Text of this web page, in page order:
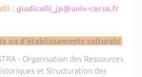
: giudicelli_jp@univ-corse.fr
ou d'établissements culturels
- Organisation des Ressources
et Structuration des